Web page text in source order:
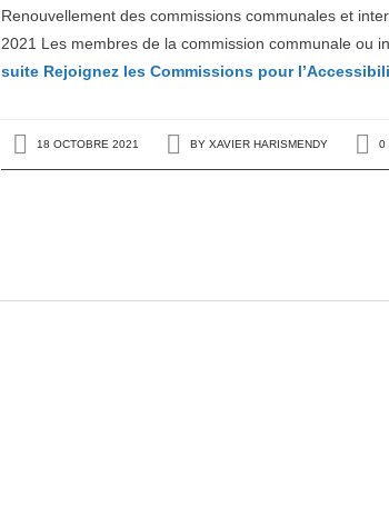
Renouvellement des commissions communales et
2021 Les membres de la commission communale ou
suite Rejoignez les Commissions pour
18 OCTOBRE 2021 BYXAVIER HARISMENDY 0